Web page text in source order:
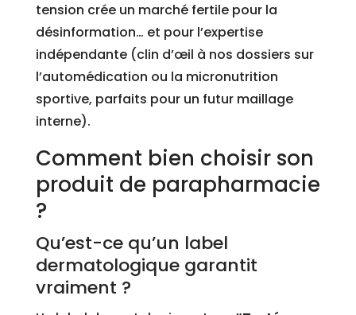
tension crée un marché fertile pour la
désinformation… et pour l’expertise
indépendante (clin d’œil à nos dossiers sur
l’automédication ou la micronutrition
sportive, parfaits pour un futur maillage
interne).
Comment bien choisir son
produit de parapharmacie
?
Qu’est-ce qu’un label
dermatologique garantit
vraiment ?